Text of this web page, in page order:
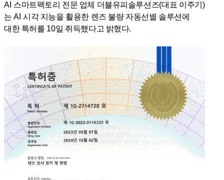
산업별 솔루션
자동차 산업
전기/전자
조선
건설
구축사례
고객지원
언론보도
사내소식
뉴스레터
다운로드
AI 스마트팩토리 전문 업체 더블유피솔루션즈(대표 이주기 )
는AI시각 지능을 활용한 렌즈 불량 자동선별 솔루션에
대한 특허를 10일 취득했다고 밝혔다.